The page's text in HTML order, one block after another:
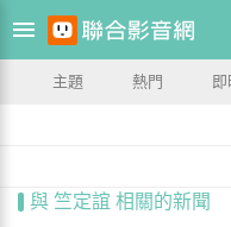
主題 熱門
與 竺定誼 相關的新聞